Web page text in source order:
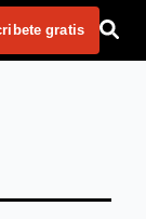
gratis